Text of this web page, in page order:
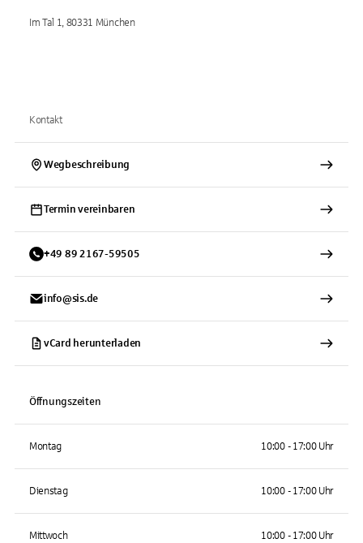
Im Tal 1, 80331 München
Kontakt
Wegbeschreibung
Termin vereinbaren
+49 89 2167-59505
info@sis.de
vCard herunterladen
Öffnungszeiten
Montag 10:00 - 17:00 Uhr
Dienstag 10:00 - 17:00 Uhr
Mittwoch 10:00 - 17:00 Uhr